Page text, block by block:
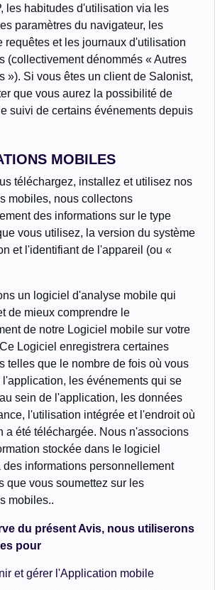
les habitudes d'utilisation via les
paramètres du navigateur, les
requêtes et les journaux d'utilisation
(collectivement dénommés « Autres
»). Si vous êtes un client de Salonist,
que vous aurez la possibilité de
suivi de certains événements depuis
MOBILES
téléchargez, installez et utilisez nos
mobiles, nous collectons
des informations sur le type
vous utilisez, la version du système
et l'identifiant de l'appareil (ou «
un logiciel d'analyse mobile qui
de mieux comprendre le
de notre Logiciel mobile sur votre
Logiciel enregistrera certaines
telles que le nombre de fois où vous
les événements qui se
sein de l'application, les données
l'utilisation intégrée et l'endroit où
a été téléchargée. Nous n'associons
stockée dans le logiciel
des informations personnellement
que vous soumettez sur les
mobiles..
du présent Avis, nous utiliserons
pour
et gérer l'Application mobile